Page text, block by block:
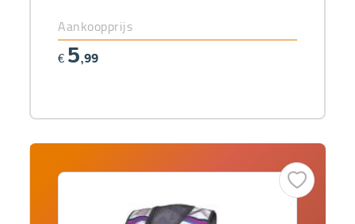
Aankoopprijs
€ 5,99